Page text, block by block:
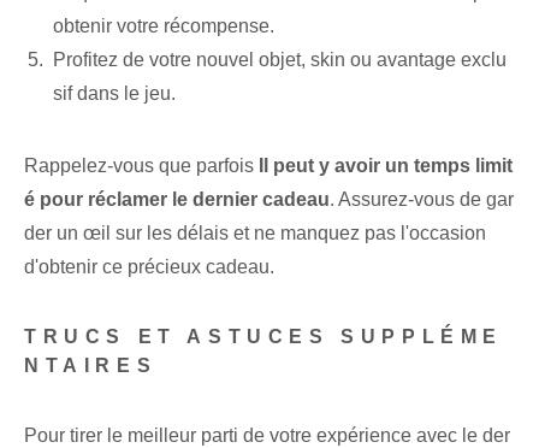
obtenir votre récompense.
Profitez de votre nouvel objet, skin ou avantage exclu
sif dans le jeu.
Rappelez-vous que parfois
Il peut y avoir un temps limit
é pour réclamer le dernier cadeau. Assurez-vous de gar
der un œil sur les délais et ne manquez pas l'occasion
d'obtenir ce précieux cadeau.
TRUCS ET ASTUCES SUPPLÉME
NTAIRES
Pour tirer le meilleur parti de votre expérience avec le der